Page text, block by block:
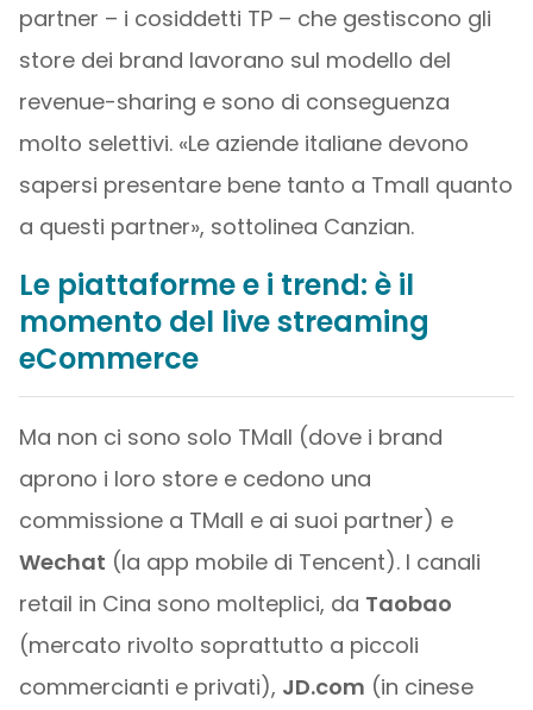
partner – i cosiddetti TP – che gestiscono gli
store dei brand lavorano sul modello del
revenue-sharing e sono di conseguenza
molto selettivi. «Le aziende italiane devono
sapersi presentare bene tanto a Tmall quanto
a questi partner», sottolinea Canzian.
Le piattaforme e i trend: è il
momento del live streaming
eCommerce
Ma non ci sono solo TMall (dove i brand
aprono i loro store e cedono una
commissione a TMall e ai suoi partner) e
Wechat (la app mobile di Tencent). I canali
retail in Cina sono molteplici, da Taobao
(mercato rivolto soprattutto a piccoli
commercianti e privati), JD.com (in cinese